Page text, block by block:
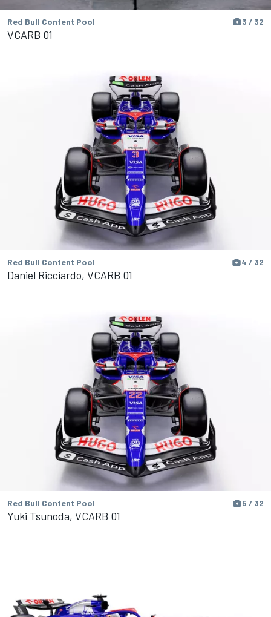
Red Bull Content Pool 3 / 32
VCARB 01
Red Bull Content Pool 4 / 32
Daniel Ricciardo, VCARB 01
Red Bull Content Pool 5 / 32
Yuki Tsunoda, VCARB 01